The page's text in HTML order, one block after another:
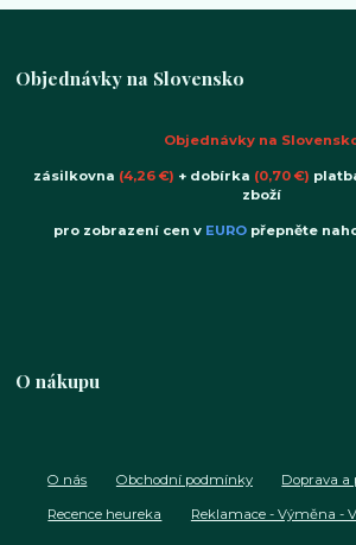
Objednávky na Slovensko
Objednávky na
zásilkovna (4,26 €) + dobírka (0,70 €)
zboží
pro zobrazení cen v EURO přepněte
O nákupu
O nás Obchodní podmínky Doprava a
Recence heureka Reklamace - Výměna -